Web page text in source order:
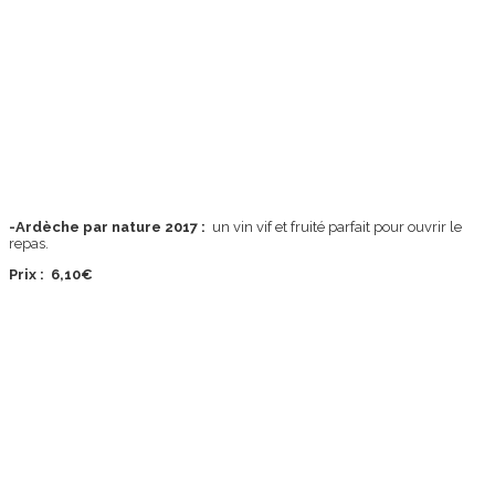
-Ardèche par nature 2017 : un vin vif et fruité parfait pour ouvrir le
repas.
Prix : 6,10€